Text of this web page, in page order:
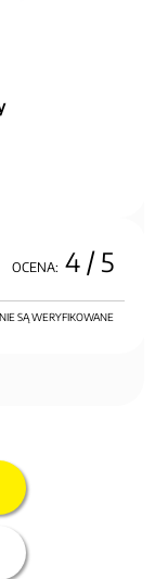
OCENA: 4 / 5
SĄ WERYFIKOWANE